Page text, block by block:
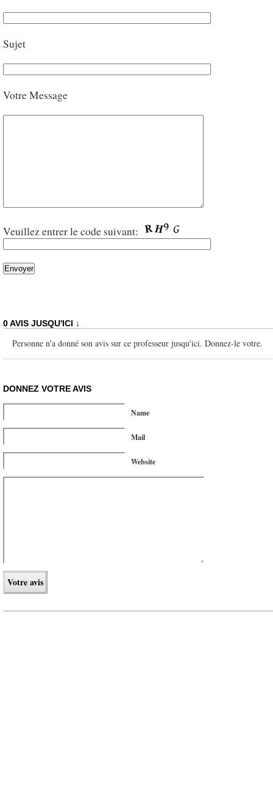
Sujet
Votre Message
Veuillez entrer le code suivant:
0 AVIS JUSQU'ICI ↓
Personne n'a donné son avis sur ce professeur jusqu'ici. Donnez-le votre.
DONNEZ VOTRE AVIS
Name
Mail
Website